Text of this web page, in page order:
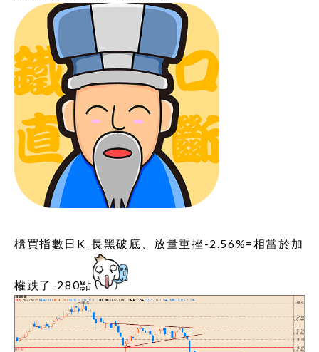
櫃買指數日K_長黑破底、放量重挫-2.56%=相當於加
權跌了-280點